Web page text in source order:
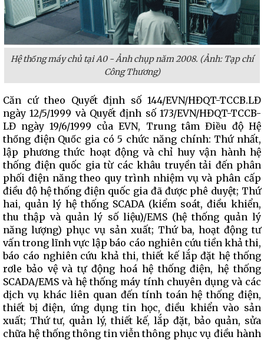
Hệ thống máy chủ tại A0 - Ảnh chụp năm 2008. (Ảnh: Tạp chí
Công Thương)
Căn cứ theo Quyết định số 144/EVN/HĐQT-TCCB.LĐ
ngày 12/5/1999 và Quyết định số 173/EVN/HĐQT-TCCB-
LĐ ngày 19/6/1999 của EVN, Trung tâm Điều độ Hệ
thống điện Quốc gia có 5 chức năng chính: Thứ nhất,
lập phương thức hoạt động và chỉ huy vận hành hệ
thống điện quốc gia từ các khâu truyền tải đến phân
phối điện năng theo quy trình nhiệm vụ và phân cấp
điều độ hệ thống điện quốc gia đã được phê duyệt; Thứ
hai, quản lý hệ thống SCADA (kiểm soát, điều khiển,
thu thập và quản lý số liệu)/EMS (hệ thống quản lý
năng lượng) phục vụ sản xuất; Thứ ba, hoạt động tư
vấn trong lĩnh vực lập báo cáo nghiên cứu tiền khả thi,
báo cáo nghiên cứu khả thi, thiết kế lắp đặt hệ thống
rơle bảo vệ và tự động hoá hệ thống điện, hệ thống
SCADA/EMS và hệ thống máy tính chuyên dụng và các
dịch vụ khác liên quan đến tính toán hệ thống điện,
thiết bị điện, ứng dụng tin học, điều khiển vào sản
xuất; Thứ tư, quản lý, thiết kế, lắp đặt, bảo quản, sửa
chữa hệ thống thông tin viễn thông phục vụ điều hành